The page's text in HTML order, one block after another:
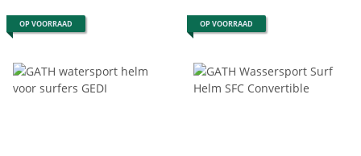
OP VOORRAAD OP VOORRAAD